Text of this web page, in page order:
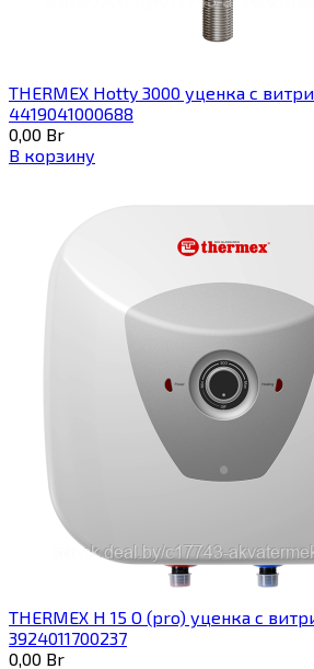
THERMEX Hotty 3000 уценка с
4419041000688
0,00 Br
В корзину
THERMEX H 15 O (pro) уценка с
3924011700237
0,00 Br